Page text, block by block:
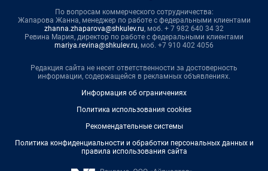
По вопросам коммерческого сотрудничества:
Жапарова Жанна, менеджер по работе с федеральными клиентами
zhanna.zhaparova@shkulev.ru, моб. + 7 982 640 34 32
Ревина Мария, директор по работе с федеральными клиентами
mariya.revina@shkulev.ru, моб. +7 910 402 4056
Редакция сайта не несет ответственности за достоверность
информации, содержащейся в рекламных объявлениях.
Информация об ограничениях
Политика использования cookies
Рекомендательные системы
Политика конфиденциальности и обработки персональных данных и
правила использования сайта